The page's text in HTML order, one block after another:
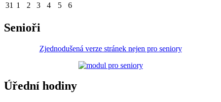
31 1 2 3 4 5 6
Senioři
Zjednodušená verze stránek nejen pro seniory
Úřední hodiny